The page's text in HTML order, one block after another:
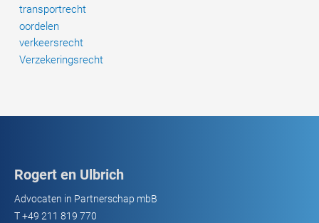
transportrecht
oordelen
verkeersrecht
Verzekeringsrecht
Rogert en Ulbrich
Advocaten in Partnerschap mbB
T+49 211 819 770